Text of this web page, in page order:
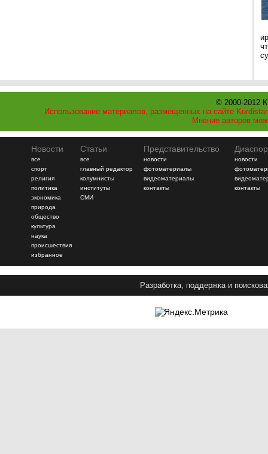
© 2000-2012
Использование материалов, размещенных на сайте
Мнение авторов
Новости
все
спорт
религия
политика
экономика
природа
общество
культура
наука
происшествия
избранное
Статьи
все
главный редактор
колумнисты
институты
СМИ
Представительство
новости
фотоматериалы
видеоматериалы
контакты
новости
контакты
Разработка, поддержка и